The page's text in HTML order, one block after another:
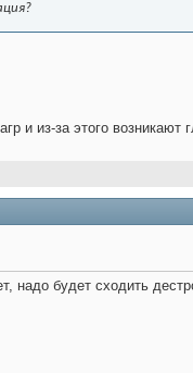
и из-за этого возникают
надо будет сходить